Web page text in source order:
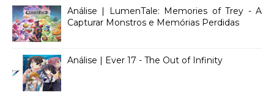
Análise | LumenTale: Memories of Trey - A
Capturar Monstros e Memórias Perdidas
Análise | Ever 17 - The Out of Infinity